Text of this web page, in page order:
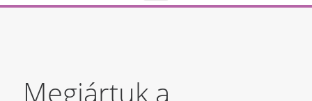
Megjártuk a